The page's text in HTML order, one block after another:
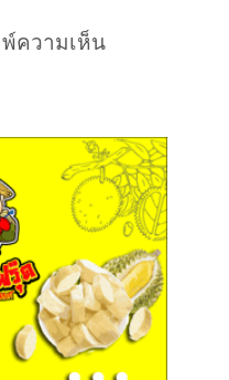
ความเห็น